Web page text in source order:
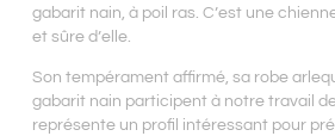
gabarit nain, à poil ras. C’est une
et sûre d’elle.
Son tempérament affirmé, sa robe
gabarit nain participent à notre travail
représente un profil intéressant pour